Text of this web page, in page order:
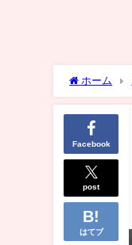
ホーム
Facebook
post
はてブ